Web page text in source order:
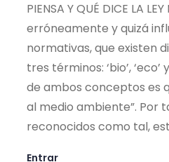
PIENSA Y QUÉ DICE LA
erróneamente y quizá
normativas, que existen
tres términos: ‘bio’, ‘eco’
de ambos conceptos es
al medio ambiente”. Por
reconocidos como tal,
Entrar